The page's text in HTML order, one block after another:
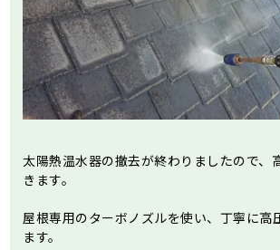
太陽熱温水器の撤去が終わりましたので、
きます。
屋根専用のターボノズルを使い、丁寧に高
ます。